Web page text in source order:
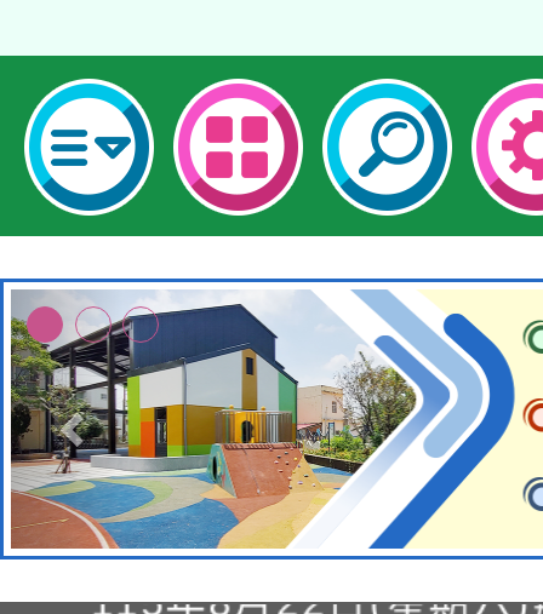
轉知經濟部水利署委託
業技術研究院辦理「